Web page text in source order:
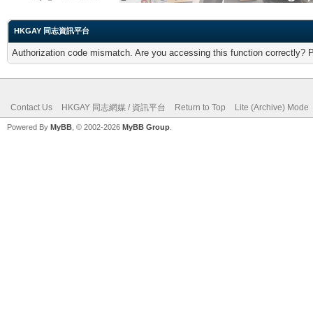
HKGAY 同志資訊平台
Authorization code mismatch. Are you accessing this function correctly?
Contact Us HKGAY 同志網媒 / 資訊平台 Return to Top Lite (Archive) Mode
Powered By MyBB , © 2002-2026 MyBB Group